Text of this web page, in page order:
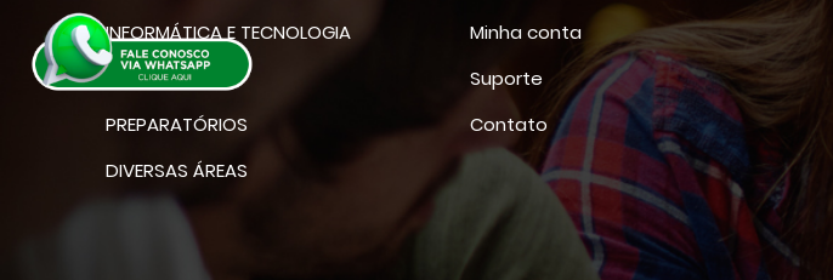
INFORMÁTICA E TECNOLOGIA
IDIOMAS
PREPARATÓRIOS
DIVERSAS ÁREAS
Minha conta
Suporte
Contato